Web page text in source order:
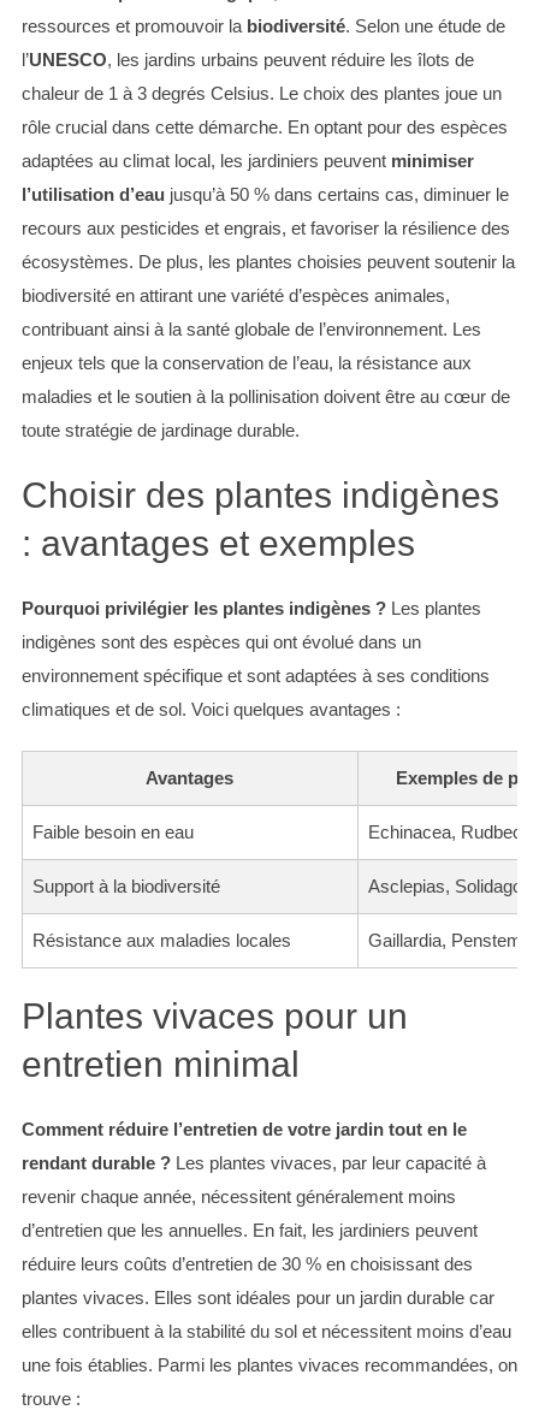
ressources et promouvoir la biodiversité. Selon une étude de
l’UNESCO, les jardins urbains peuvent réduire les îlots de
chaleur de 1 à 3 degrés Celsius. Le choix des plantes joue un
rôle crucial dans cette démarche. En optant pour des espèces
adaptées au climat local, les jardiniers peuvent minimiser
l’utilisation d’eau jusqu’à 50 % dans certains cas, diminuer le
recours aux pesticides et engrais, et favoriser la résilience des
écosystèmes. De plus, les plantes choisies peuvent soutenir la
biodiversité en attirant une variété d’espèces animales,
contribuant ainsi à la santé globale de l’environnement. Les
enjeux tels que la conservation de l’eau, la résistance aux
maladies et le soutien à la pollinisation doivent être au cœur de
toute stratégie de jardinage durable.
Choisir des plantes indigènes
: avantages et exemples
Pourquoi privilégier les plantes indigènes ?Les plantes
indigènes sont des espèces qui ont évolué dans un
environnement spécifique et sont adaptées à ses conditions
climatiques et de sol. Voici quelques avantages :
Avantages Exemples de
Faible besoin en eau Echinacea,
Support à la biodiversité Asclepias, Solidago
Résistance aux maladies locales Gaillardia,
Plantes vivaces pour un
entretien minimal
Comment réduire l’entretien de votre jardin tout en le
rendant durable ?Les plantes vivaces, par leur capacité à
revenir chaque année, nécessitent généralement moins
d’entretien que les annuelles. En fait, les jardiniers peuvent
réduire leurs coûts d’entretien de 30 % en choisissant des
plantes vivaces. Elles sont idéales pour un jardin durable car
elles contribuent à la stabilité du sol et nécessitent moins d’eau
une fois établies. Parmi les plantes vivaces recommandées, on
trouve :